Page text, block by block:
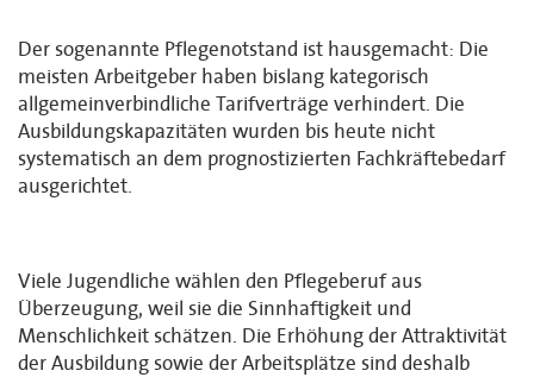
Der sogenannte Pflegenotstand ist hausgemacht: Die
meisten Arbeitgeber haben bislang kategorisch
allgemeinverbindliche Tarifverträge verhindert. Die
Ausbildungskapazitäten wurden bis heute nicht
systematisch an dem prognostizierten Fachkräftebedarf
ausgerichtet.
Viele Jugendliche wählen den Pflegeberuf aus
Überzeugung, weil sie die Sinnhaftigkeit und
Menschlichkeit schätzen. Die Erhöhung der Attraktivität
der Ausbildung sowie der Arbeitsplätze sind deshalb